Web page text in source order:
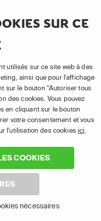
SUR CE
utilisés sur ce site web à des
ainsi que pour l'affichage
sur le bouton "Autoriser tous
des cookies. Vous pouvez
en cliquant sur le bouton
votre consentement et vous
l'utilisation des cookies ici
COOKIES
nécessaires
Fire TV
: Pour toute nouvelle
APP TV Basic.
hors promotion, hors frais
disposant de cette